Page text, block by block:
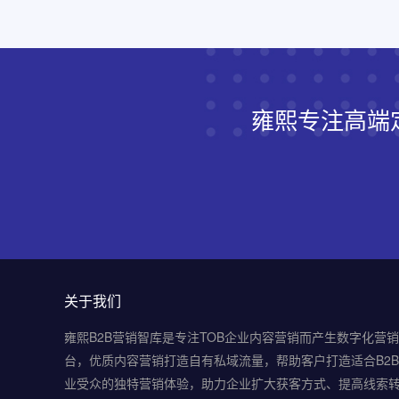
雍熙专注高
关于我们
雍熙B2B营销智库是专注TOB企业内容营销而产生数字化营
台，优质内容营销打造自有私域流量，帮助客户打造适合
业受众的独特营销体验，助力企业扩大获客方式、提高线索